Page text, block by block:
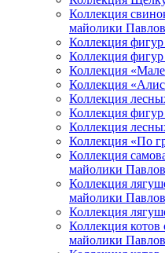
Коллекция
майолики
Коллекция
Коллекция
Коллекция
Коллекция
Коллекция
Коллекция
Коллекция
Коллекция «По
Коллекция
майолики
Коллекция
майолики
Коллекция
Коллекция котов
майолики